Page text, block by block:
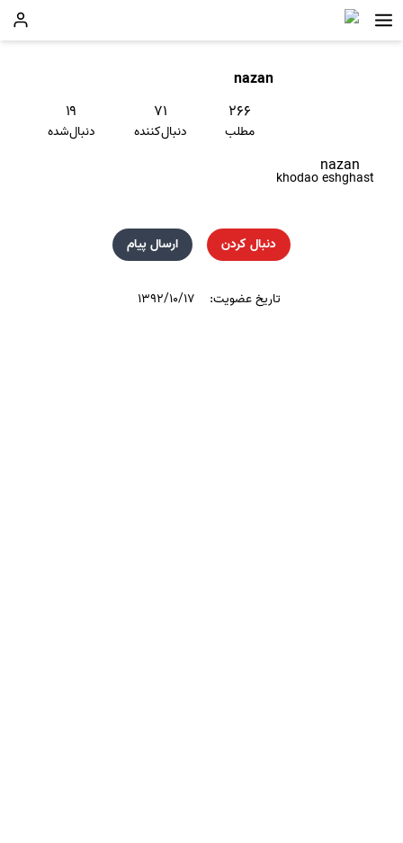
nazan
۲۶۶
مطلب
۷۱
دنبال‌کننده
۱۹
دنبال‌شده
nazan
khodao eshghast
دنبال کردن ارسال پیام
تاریخ عضویت: ۱۳۹۲/۱۰/۱۷